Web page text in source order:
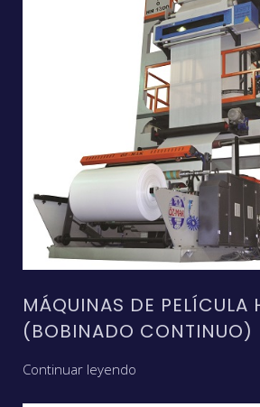
MÁQUINAS DE PELÍCULA
(BOBINADO CONTINUO)
Continuar leyendo